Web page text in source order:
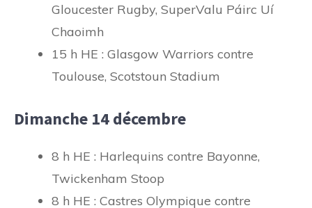
Gloucester Rugby, SuperValu Páirc Uí
Chaoimh
15 h HE : Glasgow Warriors contre
Toulouse, Scotstoun Stadium
Dimanche 14 décembre
8 h HE : Harlequins contre Bayonne,
Twickenham Stoop
8 h HE : Castres Olympique contre